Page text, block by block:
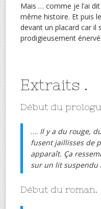
Mais … comme je l’ai
même histoire. Et puis
devant un placard car il
prodigieusement énervé.
Extraits .
Début du
…. Il y a du rouge,
fusent jaillisses de
apparaît. Ça
sur un lit suspendu
Début du roman.